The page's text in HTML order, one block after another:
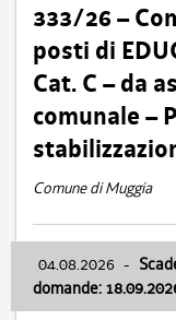
333/26 –
posti di
Cat. C – da
comunale –
Comune di Muggia
04.08.2026 -
domande: